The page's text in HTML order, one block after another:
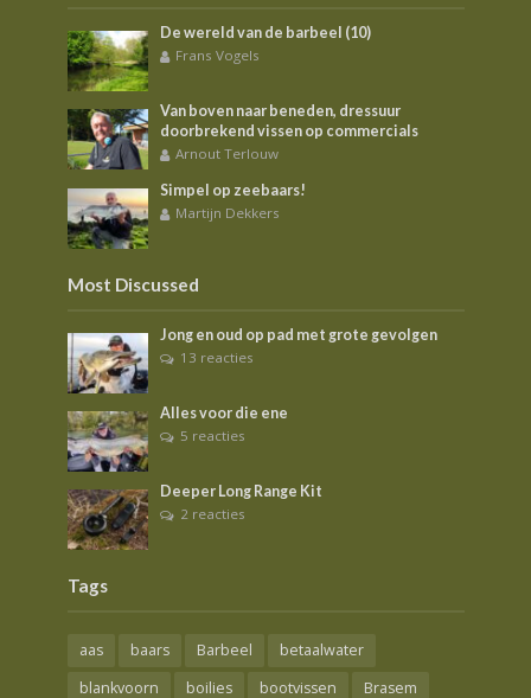
De wereld van de barbeel (10)
Frans Vogels
Van boven naar beneden, dressuur
doorbrekend vissen op commercials
Arnout Terlouw
Simpel op zeebaars!
Martijn Dekkers
Most Discussed
Jong en oud op pad met grote gevolgen
13 reacties
Alles voor die ene
5 reacties
Deeper Long Range Kit
2 reacties
Tags
aas baars Barbeel
betaalwater
blankvoorn
boilies bootvissen
Brasem